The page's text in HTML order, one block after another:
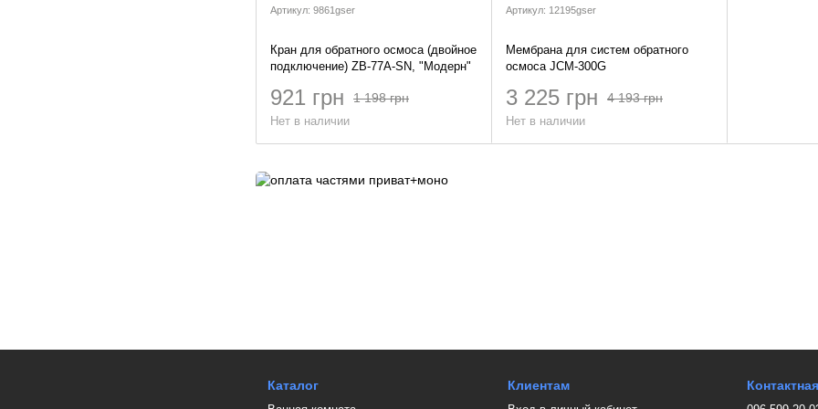
Артикул: 9861gser
Кран для обратного осмоса (двойное
подключение) ZB-77A-SN, "Модерн"
1 198 грн
921 грн
Нет в наличии
Артикул: 12195gser
Мембрана для систем обратного
осмоса JCM-300G
4 193 грн
3 225 грн
Нет в наличии
Каталог Клиентам